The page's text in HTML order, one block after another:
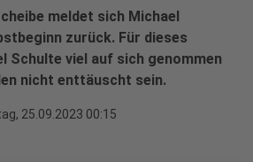
meldet sich Michael
zurück. Für dieses
Schulte viel auf sich genommen
nicht enttäuscht sein.
25.09.2023 00:15